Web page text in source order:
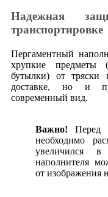
Надежная
транспортировке
Пергаментный
хрупкие предметы
бутылки) от тряски
доставке, но и
современный вид.
Важно! Перед
необходимо
увеличился
наполнителя
от изображения